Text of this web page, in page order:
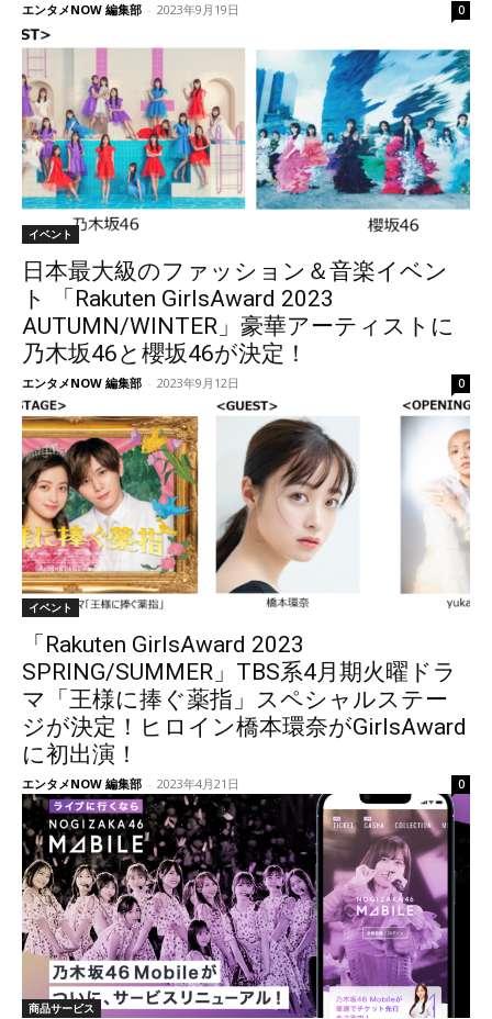
エンタメNOW 編集部 - 2023年9月19日 0
イベント
日本最大級のファッション＆音楽イベン
ト 「Rakuten GirlsAward 2023
AUTUMN/WINTER」豪華アーティストに
乃木坂46と櫻坂46が決定！
エンタメNOW 編集部 - 2023年9月12日 0
イベント
「Rakuten GirlsAward 2023
SPRING/SUMMER」TBS系4月期火曜ドラ
マ「王様に捧ぐ薬指」スペシャルステー
ジが決定！ヒロイン橋本環奈がGirlsAward
に初出演！
エンタメNOW 編集部 - 2023年4月21日 0
商品サービス